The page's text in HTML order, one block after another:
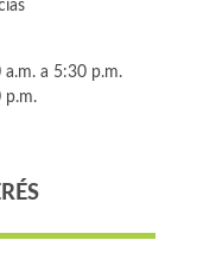
a.m. a 5:30 p.m.
p.m.